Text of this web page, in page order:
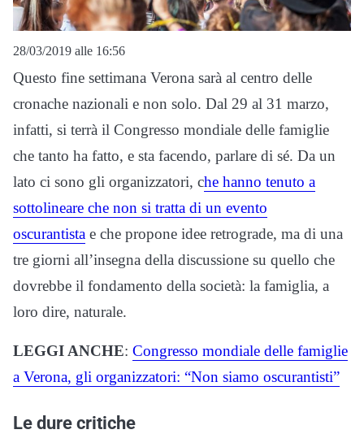
28/03/2019 alle 16:56
Questo fine settimana Verona sarà al centro delle
cronache nazionali e non solo. Dal 29 al 31 marzo,
infatti, si terrà il Congresso mondiale delle famiglie
che tanto ha fatto, e sta facendo, parlare di sé. Da un
lato ci sono gli organizzatori, che hanno tenuto a
sottolineare che non si tratta di un evento
oscurantista e che propone idee retrograde, ma di una
tre giorni all’insegna della discussione su quello che
dovrebbe il fondamento della società: la famiglia, a
loro dire, naturale.
LEGGI ANCHE: Congresso mondiale delle famiglie
a Verona, gli organizzatori: “Non siamo oscurantisti”
Le dure critiche